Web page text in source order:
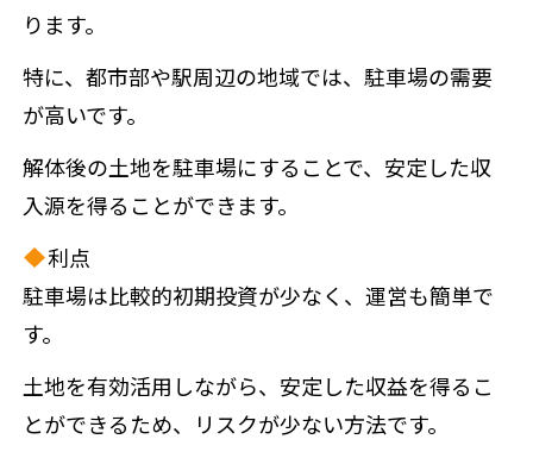
ります。
特に、都市部や駅周辺の地域では、駐車場の需要
が高いです。
解体後の土地を駐車場にすることで、安定した収
入源を得ることができます。
利点
駐車場は比較的初期投資が少なく、運営も簡単で
す。
土地を有効活用しながら、安定した収益を得るこ
とができるため、リスクが少ない方法です。